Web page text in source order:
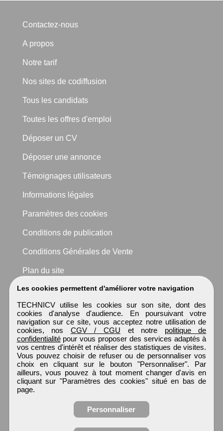
Les cookies permettent d'améliorer votre navigation
TECHNICV utilise les cookies sur son site, dont des
cookies d'analyse d'audience. En poursuivant votre
navigation sur ce site, vous acceptez notre utilisation de
cookies, nos CGV / CGU et notre politique de
confidentialitépour vous proposer des services adaptés à
vos centres d'intérêt et réaliser des statistiques de visites.
Vous pouvez choisir de refuser ou de personnaliser vos
choix en cliquant sur le bouton "Personnaliser". Par
ailleurs, vous pouvez à tout moment changer d'avis en
cliquant sur "Paramètres des cookies" situé en bas de
page.
Personnaliser
Contactez-nous
A propos
Notre tarif
Nos sites de codiffusion
Tous les candidats
Toutes les offres d'emploi
Déposer un CV
Déposer une annonce
Témoignages utilisateurs
Informations légales
Paramètres des cookies
Conditions de publication
Conditions Générales de Vente
Plan du site